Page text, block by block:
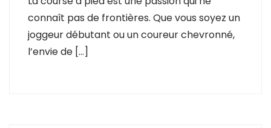
connaît pas de frontières. Que vous soyez un
joggeur débutant ou un coureur chevronné,
l’envie de […]